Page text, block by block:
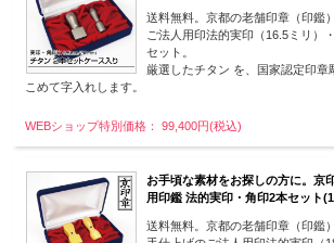
送料無料。京都の老舗印章（印鑑
ご法人用印法的実印（16.5ミリ）
セット。
厳選したチタン を、国家認定印章
こめて字入れします。
WEBショップ特別価格： 99,400円(税込)
お手頃な素材をお探しの方に。
用印鑑 法的実印・角印2本セット
送料無料。京都の老舗印章（印鑑